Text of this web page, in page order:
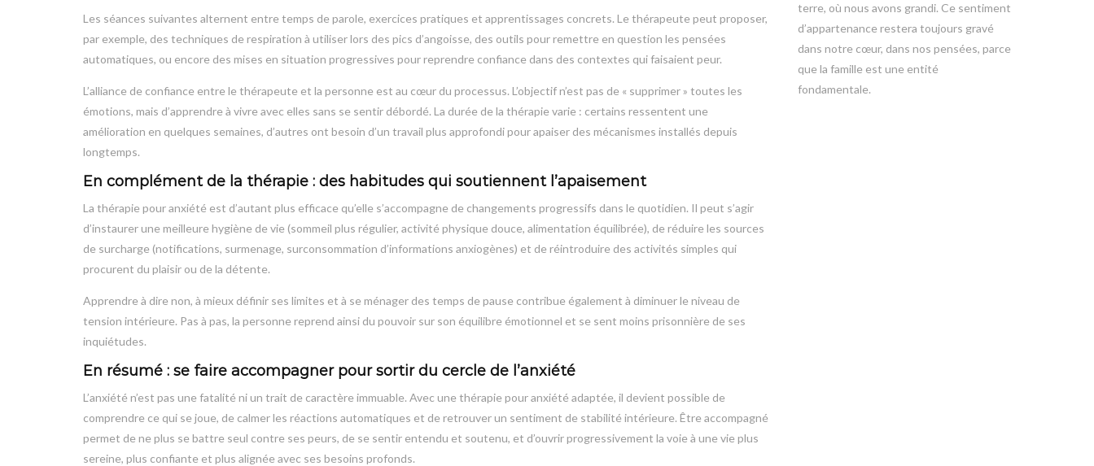
Les séances suivantes alternent entre temps de parole, exercices pratiques et apprentissages concrets. Le thérapeute peut proposer,
par exemple, des techniques de respiration à utiliser lors des pics d’angoisse, des outils pour remettre en question les pensées
automatiques, ou encore des mises en situation progressives pour reprendre confiance dans des contextes qui faisaient peur.
L’alliance de confiance entre le thérapeute et la personne est au cœur du processus. L’objectif n’est pas de « supprimer » toutes les
émotions, mais d’apprendre à vivre avec elles sans se sentir débordé. La durée de la thérapie varie : certains ressentent une
amélioration en quelques semaines, d’autres ont besoin d’un travail plus approfondi pour apaiser des mécanismes installés depuis
longtemps.
En complément de la thérapie : des habitudes qui soutiennent l’apaisement
La thérapie pour anxiété est d’autant plus efficace qu’elle s’accompagne de changements progressifs dans le quotidien. Il peut s’agir
d’instaurer une meilleure hygiène de vie (sommeil plus régulier, activité physique douce, alimentation équilibrée), de réduire les sources
de surcharge (notifications, surmenage, surconsommation d’informations anxiogènes) et de réintroduire des activités simples qui
procurent du plaisir ou de la détente.
Apprendre à dire non, à mieux définir ses limites et à se ménager des temps de pause contribue également à diminuer le niveau de
tension intérieure. Pas à pas, la personne reprend ainsi du pouvoir sur son équilibre émotionnel et se sent moins prisonnière de ses
inquiétudes.
En résumé : se faire accompagner pour sortir du cercle de l’anxiété
L’anxiété n’est pas une fatalité ni un trait de caractère immuable. Avec une thérapie pour anxiété adaptée, il devient possible de
comprendre ce qui se joue, de calmer les réactions automatiques et de retrouver un sentiment de stabilité intérieure. Être accompagné
permet de ne plus se battre seul contre ses peurs, de se sentir entendu et soutenu, et d’ouvrir progressivement la voie à une vie plus
sereine, plus confiante et plus alignée avec ses besoins profonds.
terre, où nous avons grandi. Ce sentiment
d’appartenance restera toujours gravé
dans notre cœur, dans nos pensées, parce
que la famille est une entité
fondamentale.